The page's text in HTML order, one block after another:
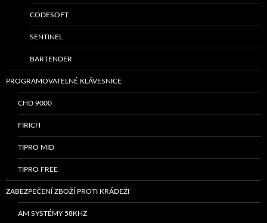
CODESOFT
SENTINEL
BARTENDER
PROGRAMOVATELNÉ KLÁVESNICE
CHD 9000
FIRICH
TIPRO MID
TIPRO FREE
ZABEZPEČENÍ ZBOŽÍ PROTI KRÁDEŽI
AM SYSTÉMY 58KHZ